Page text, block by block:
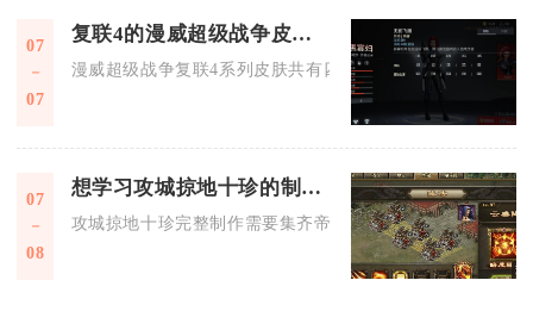
07
07
复联4的漫威超级战争皮肤可怎么获得
漫威超级战争复联4系列皮肤共有四种稳定获取渠道，分别
07
08
想学习攻城掠地十珍的制作过程
攻城掠地十珍完整制作需要集齐帝王权杖全套九组部件碎片